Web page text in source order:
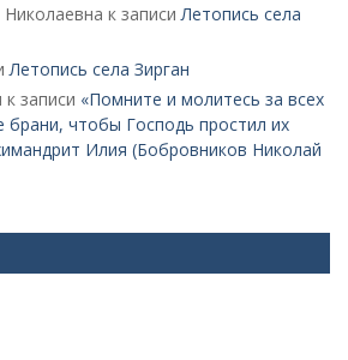
к записиЛетопись села
Летопись села Зирган
к записи «Помните и молитесь за всех
брани, чтобы Господь простил их
Илия (Бобровников Николай